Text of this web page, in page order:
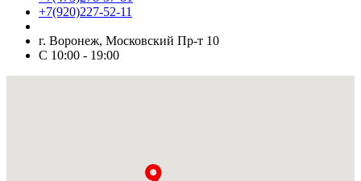
+7(920)227-52-11
г. Воронеж, Московский Пр-т 10
С 10:00 - 19:00